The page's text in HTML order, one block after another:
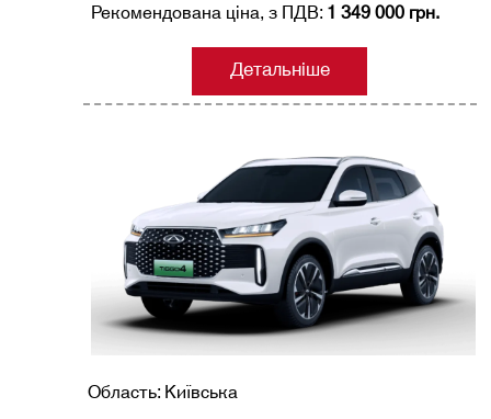
Рекомендована ціна, з ПДВ:1 349 000 грн.
Детальніше
Область: Kиївська